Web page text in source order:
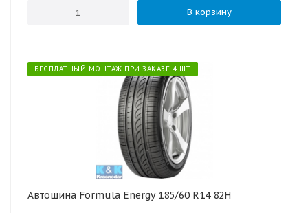
В корзину
БЕСПЛАТНЫЙ МОНТАЖ ПРИ ЗАКАЗЕ 4 ШТ
Автошина Formula Energy 185/60 R14 82H